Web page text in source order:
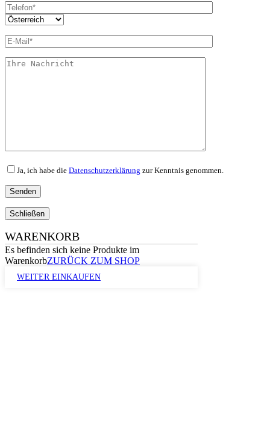
Ja, ich habe die Datenschutzerklärung zur Kenntnis genommen.
Schließen
WARENKORB
Es befinden sich keine Produkte im
WarenkorbZURÜCK ZUM SHOP
WEITER EINKAUFEN